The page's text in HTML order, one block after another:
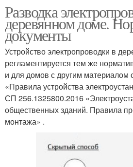
Разводка
деревянном доме.
документы
Устройство электропроводки в
регламентируется тем же
и для домов с другим
«Правила устройства
СП 256.1325800.2016
общественных зданий. Правила
монтажа» .